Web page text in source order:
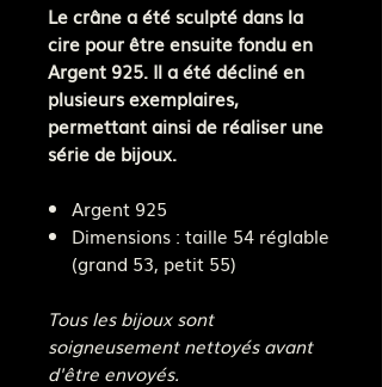
Le crâne a été sculpté dans la
cire pour être ensuite fondu en
Argent 925. Il a été décliné en
plusieurs exemplaires,
permettant ainsi de réaliser une
série de bijoux.
Argent 925
Dimensions : taille 54 réglable
(grand 53, petit 55)
Tous les bijoux sont
soigneusement nettoyés avant
d'être envoyés.